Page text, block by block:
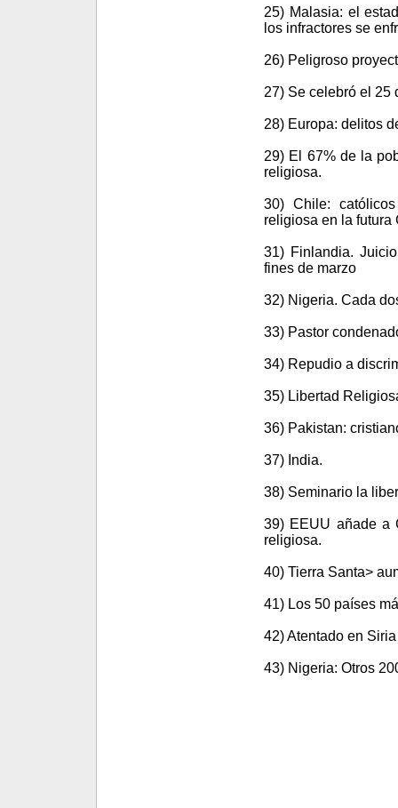
25) Malasia: el
los infractores se
26) Peligroso
27) Se celebró el 25
28) Europa: delitos
29) El 67% de la
religiosa.
30) Chile:
religiosa en la futura
31) Finlandia.
fines de marzo
32) Nigeria. Cada
33) Pastor
34) Repudio a
35) Libertad
36) Pakistan:
37) India.
38) Seminario la
39) EEUU añade a
religiosa.
40) Tierra Santa>
41) Los 50 países
42) Atentado en
43) Nigeria: Otros